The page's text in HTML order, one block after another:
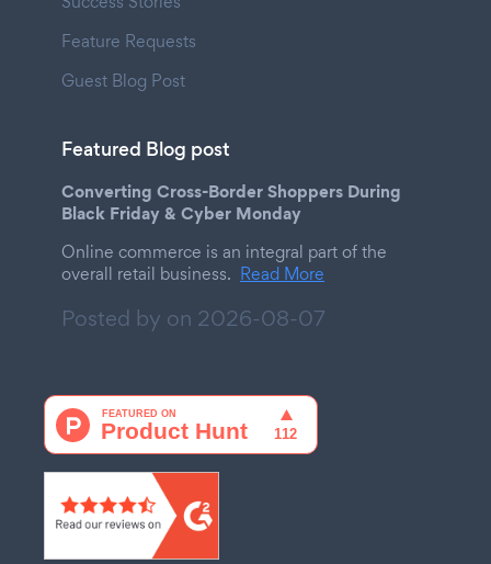
Feature Requests
Guest Blog Post
Featured Blog post
Converting Cross-Border Shoppers During
Black Friday & Cyber Monday
Online commerce is an integral part of the
overall retail business. Read More
Posted by on 2026-08-07